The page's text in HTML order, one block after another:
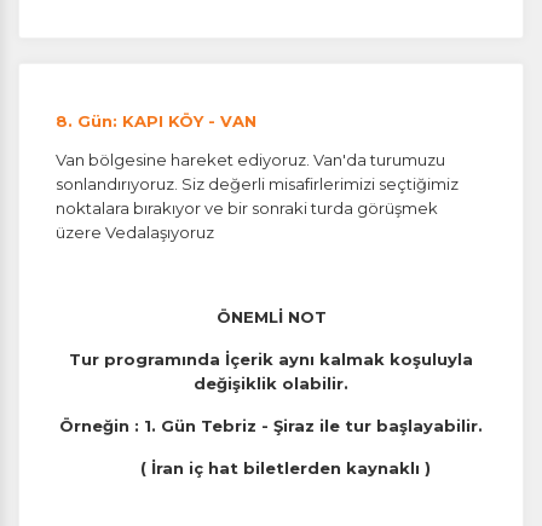
8. Gün: KAPI KÖY - VAN
Van bölgesine hareket ediyoruz. Van'da turumuzu
sonlandırıyoruz. Siz değerli misafirlerimizi seçtiğimiz
noktalara bırakıyor ve bir sonraki turda görüşmek
üzere Vedalaşıyoruz
ÖNEMLİ NOT
Tur programında İçerik aynı kalmak koşuluyla
değişiklik olabilir.
Örneğin : 1. Gün Tebriz - Şiraz ile tur başlayabilir.
( İran iç hat biletlerden kaynaklı )